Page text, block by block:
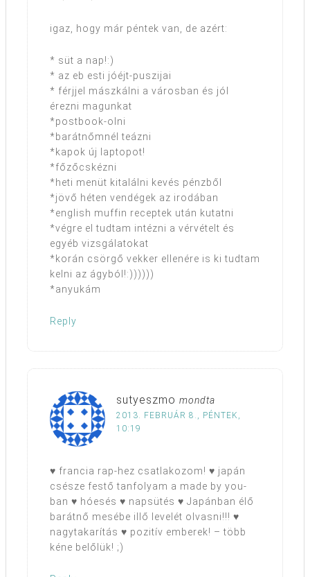
igaz, hogy már péntek van, de azért:
* süt a nap!:)
* az eb esti jóéjt-puszijai
* férjjel mászkálni a városban és jól
érezni magunkat
*postbook-olni
*barátnőmnél teázni
*kapok új laptopot!
*főzőcskézni
*heti menüt kitalálni kevés pénzből
*jövő héten vendégek az irodában
*english muffin receptek után kutatni
*végre el tudtam intézni a vérvételt és
egyéb vizsgálatokat
*korán csörgő vekker ellenére is ki tudtam
kelni az ágyból!:))))))
*anyukám
Reply
sutyeszmo mondta
2013. FEBRUÁR 8., PÉNTEK,
10:19
♥ francia rap-hez csatlakozom! ♥ japán
csésze festő tanfolyam a made by you-
ban ♥ hóesés ♥ napsütés ♥ Japánban élő
barátnő mesébe illő levelét olvasni!!! ♥
nagytakarítás ♥ pozitív emberek! – több
kéne belőlük! ;)